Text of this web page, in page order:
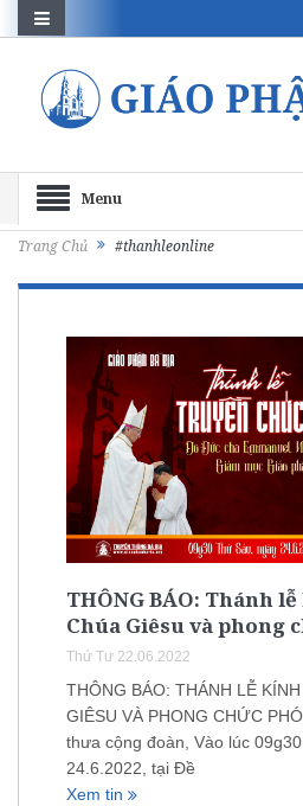
Menu
Trang Chủ #thanhleonline
THÔNG BÁO: Thánh
Chúa Giêsu và phong
Thứ Tư 22.06.2022
THÔNG BÁO: THÁNH LỄ
GIÊSU VÀ PHONG CHỨC
thưa cộng đoàn, Vào lúc
24.6.2022, tại Đề
Xem tin